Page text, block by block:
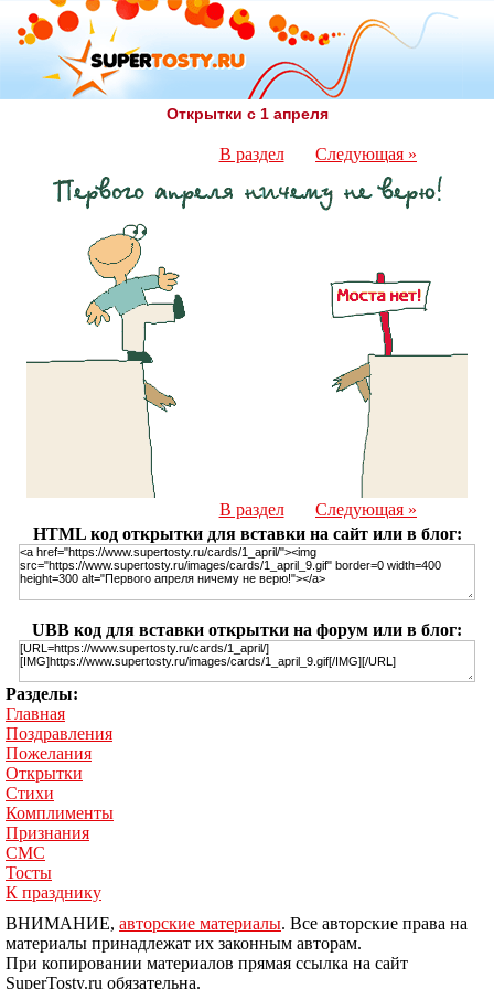
Открытки с 1 апреля
В раздел Следующая »
В раздел
Следующая »
HTML код открытки для вставки на сайт или в блог:
UBB код для вставки открытки на форум или в блог:
Разделы:
Главная
Поздравления
Пожелания
Открытки
Стихи
Комплименты
Признания
СМС
Тосты
К празднику
ВНИМАНИЕ, авторские материалы. Все авторские права на
материалы принадлежат их законным авторам.
При копировании материалов прямая ссылка на сайт
SuperTosty.ru обязательна.